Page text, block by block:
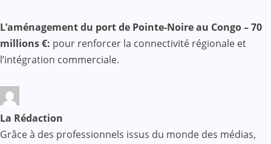
L’aménagement du port de Pointe-Noire au Congo – 70
millions €: pour renforcer la connectivité régionale et
l’intégration commerciale.
La Rédaction
Grâce à des professionnels issus du monde des médias,